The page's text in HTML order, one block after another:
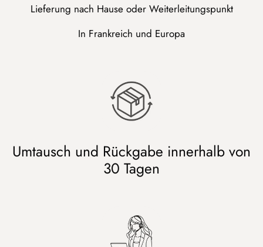
Lieferung nach Hause oder Weiterleitungspunkt
In Frankreich und Europa
Umtausch und Rückgabe innerhalb von
30 Tagen